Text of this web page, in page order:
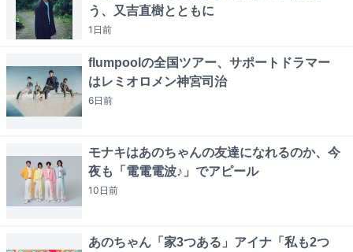
う、又吉直樹とともに
1日前
flumpoolの全国ツアー、サポートドラマー
はレミオロメン神宮司治
6日前
モナキはあのちゃんの友達になれるのか、今
夜も「電電電波♪」でアピール
10日前
あのちゃん「家3つある」アイナ「私も2つ